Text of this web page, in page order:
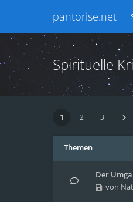
pantorise.net
Spirituelle
1 2 3
Themen
Der
von